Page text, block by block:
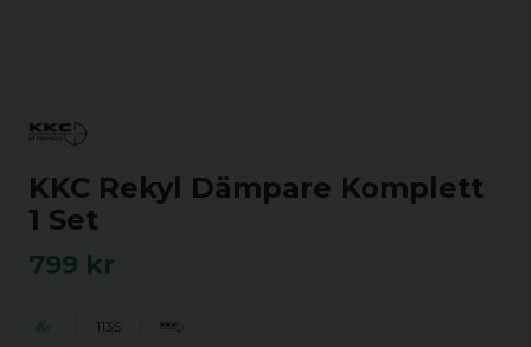
KKC Rekyl Dämpare Komplett
1 Set
799 kr
1135